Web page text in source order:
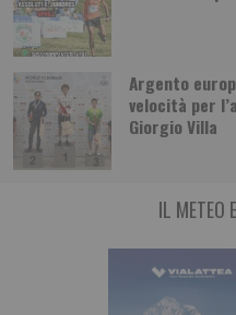
Argento
velocità per
Giorgio Villa
Torino, la solita protesta:
dirlo?
Anche nell’estate 2026 la
striscioni e richieste di cessione
IL METEO